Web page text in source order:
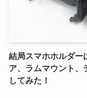
結局スマホホルダー
ア、ラムマウント、
してみた！